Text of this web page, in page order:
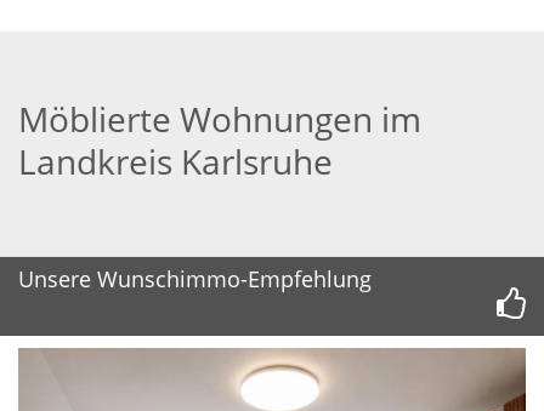
Möblierte Wohnungen im
Landkreis Karlsruhe
Unsere Wunschimmo-Empfehlung